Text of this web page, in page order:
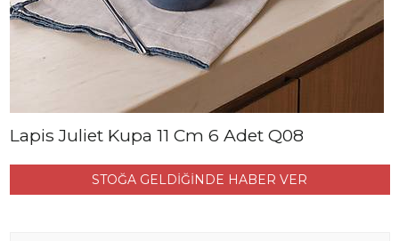
Lapis Juliet Kupa 11 Cm 6 Adet Q08
STOĞA GELDİĞİNDE HABER VER